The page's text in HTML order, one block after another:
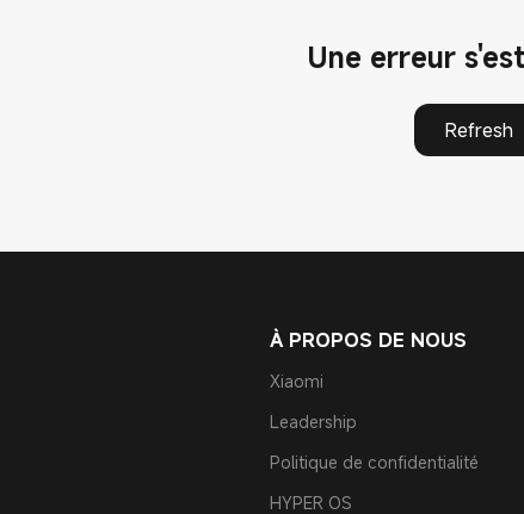
Une erreur
Refresh
À PROPOS DE NOUS
Xiaomi
Leadership
Politique de confidentialité
HYPER OS